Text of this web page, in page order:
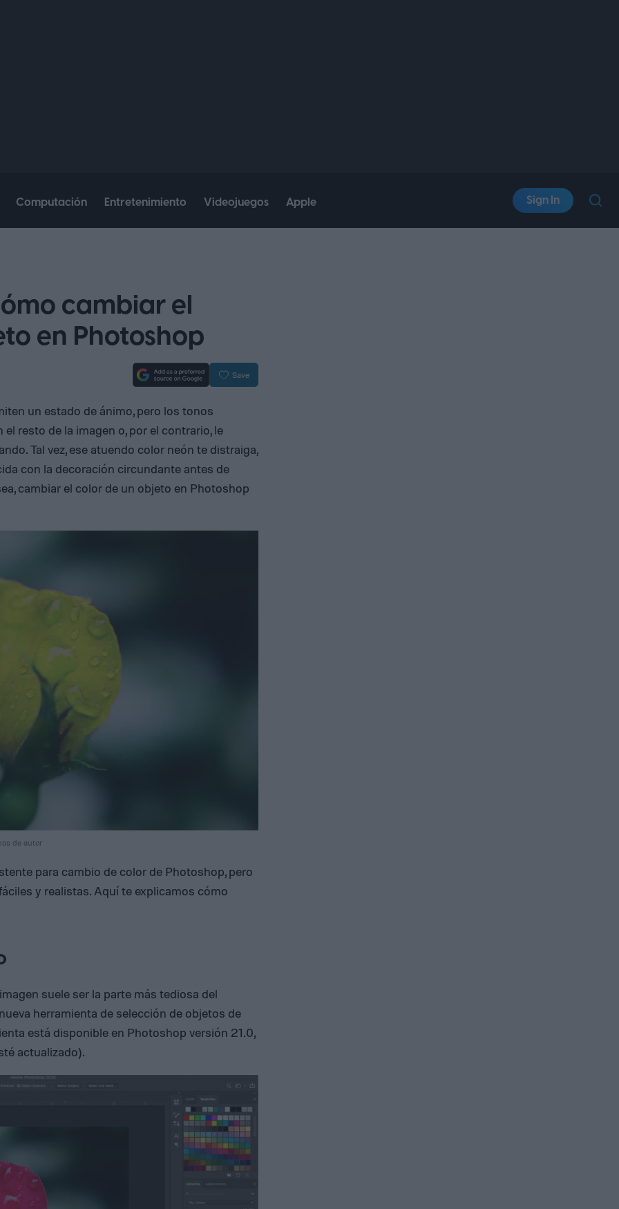
Computación Entretenimiento Videojuegos Apple Sign In
cambiar el
en Photoshop
Save
un estado de ánimo, pero los tonos
resto de la imagen o, por el contrario, le
Tal vez, ese atuendo color neón te distraiga,
con la decoración circundante antes de
cambiar el color de un objeto en Photoshop
de autor
para cambio de color de Photoshop, pero
y realistas. Aquí te explicamos cómo
suele ser la parte más tediosa del
herramienta de selección de objetos de
está disponible en Photoshop versión 21.0,
actualizado).